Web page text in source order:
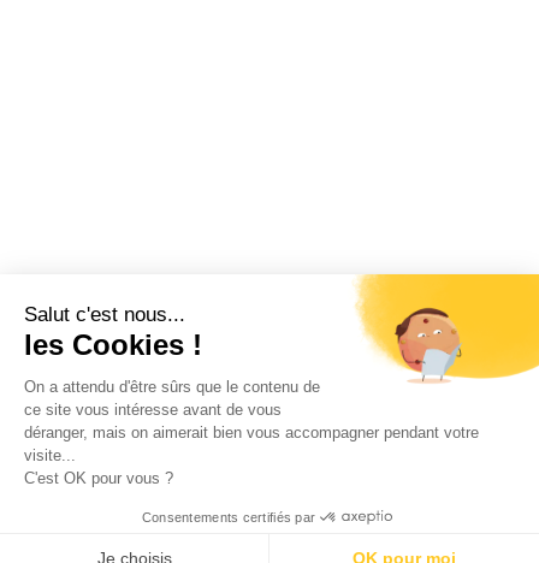
Salut c'est nous...
les Cookies !
On a attendu d'être sûrs que le contenu de
ce site vous intéresse avant de vous
déranger, mais on aimerait bien vous accompagner pendant votre
visite...
C'est OK pour vous ?
Consentements certifiés par
Je choisis OK pour moi